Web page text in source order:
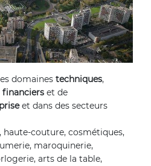
domaines techniques,
financiers et de
et dans des secteurs
haute-couture, cosmétiques,
maroquinerie,
arts de la table,